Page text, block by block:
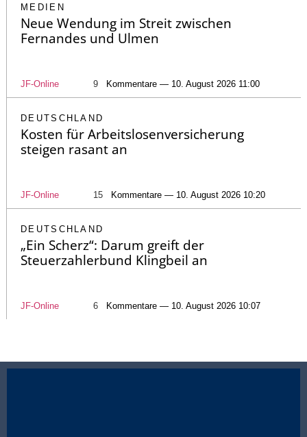
MEDIEN
Neue Wendung im Streit zwischen
Fernandes und Ulmen
JF-Online 9 Kommentare — 10. August 2026 11:00
DEUTSCHLAND
Kosten für Arbeitslosenversicherung
steigen rasant an
JF-Online 15 Kommentare — 10. August 2026 10:20
DEUTSCHLAND
„Ein Scherz“: Darum greift der
Steuerzahlerbund Klingbeil an
JF-Online 6 Kommentare — 10. August 2026 10:07